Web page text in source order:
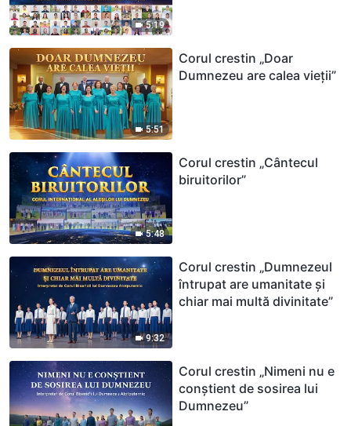
5:19
5:51
Corul crestin „Doar
Dumnezeu are calea vieții”
5:48
Corul crestin „Cântecul
biruitorilor”
9:32
Corul crestin „Dumnezeul
întrupat are umanitate și
chiar mai multă divinitate”
Corul crestin „Nimeni nu e
conștient de sosirea lui
Dumnezeu”